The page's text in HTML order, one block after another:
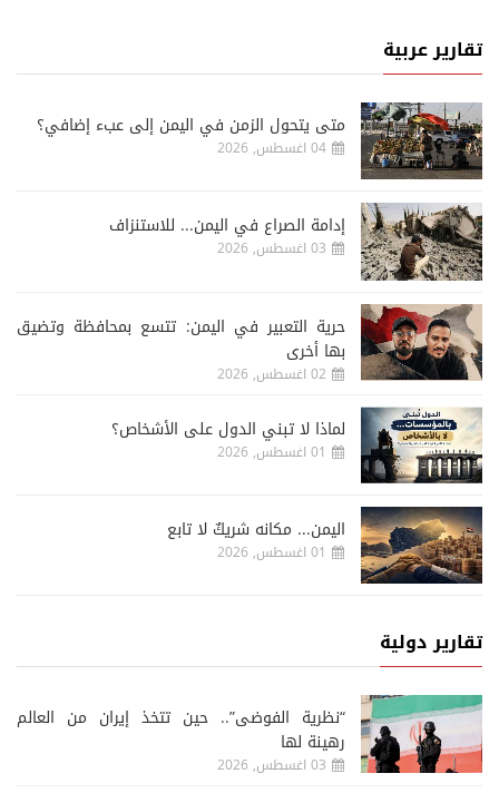
تقارير عربية
متى يتحول الزمن في اليمن إلى عبء إضافي؟
04 اغسطس, 2026
إدامة الصراع في اليمن... للاستنزاف
03 اغسطس, 2026
حرية التعبير في اليمن: تتسع بمحافظة وتضيق
بها أخرى
02 اغسطس, 2026
لماذا لا تبني الدول على الأشخاص؟
01 اغسطس, 2026
اليمن... مكانه شريكٌ لا تابع
01 اغسطس, 2026
تقارير دولية
“نظرية الفوضى”.. حين تتخذ إيران من العالم
رهينة لها
03 اغسطس, 2026